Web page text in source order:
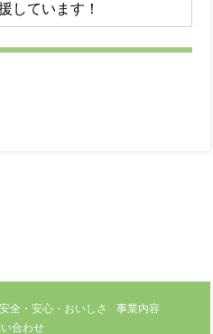
しています！
安全・安心・おいしさ
事業内容
合わせ